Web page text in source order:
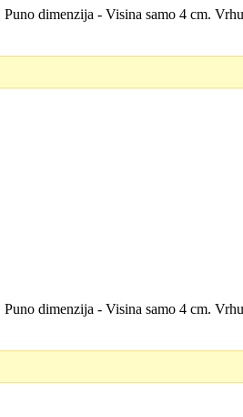
dimenzija - Visina samo 4 cm.
dimenzija - Visina samo 4 cm.